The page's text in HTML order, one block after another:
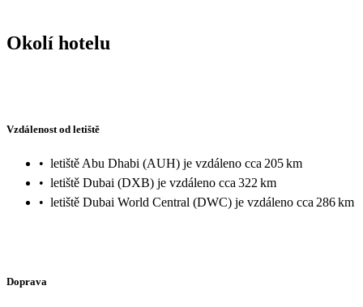
Okolí hotelu
Vzdálenost od letiště
• letiště Abu Dhabi (AUH) je vzdáleno cca 205 km
• letiště Dubai (DXB) je vzdáleno cca 322 km
• letiště Dubai World Central (DWC) je vzdáleno cca 286 km
Doprava